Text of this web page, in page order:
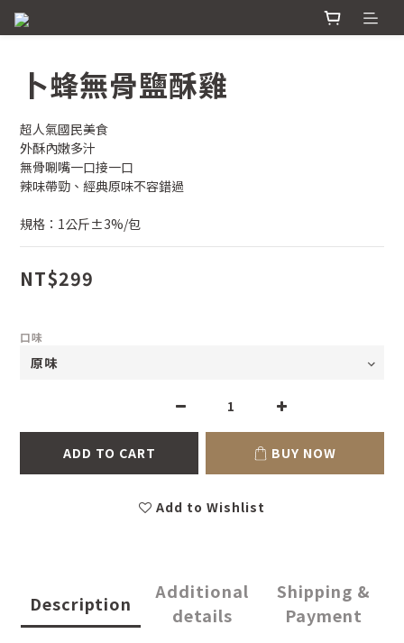
卜蜂無骨鹽酥雞
超人氣國民美食
外酥內嫩多汁
無骨唰嘴一口接一口
辣味帶勁、經典原味不容錯過
規格：1公斤±3%/包
NT$299
口味
ADD TO CART BUY NOW
Add to Wishlist
Description
Additional
details
Shipping &
Payment